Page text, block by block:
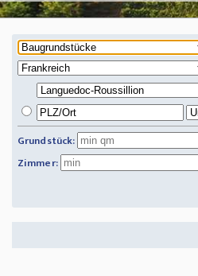
Grundstück:
Zimmer: